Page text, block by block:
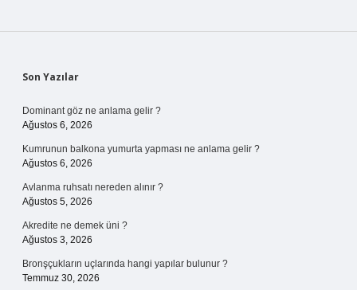
Sidebar
Son Yazılar
Dominant göz ne anlama gelir ?
Ağustos 6, 2026
Kumrunun balkona yumurta yapması ne anlama gelir ?
Ağustos 6, 2026
Avlanma ruhsatı nereden alınır ?
Ağustos 5, 2026
Akredite ne demek üni ?
Ağustos 3, 2026
Bronşçukların uçlarında hangi yapılar bulunur ?
Temmuz 30, 2026